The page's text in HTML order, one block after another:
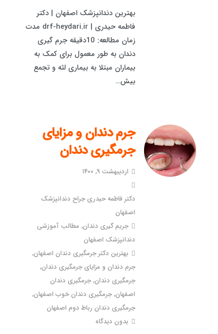
بهترین دندانپزشک اصفهان | دکتر
فاطمه حیدری | drf-heydari.ir مدت
زمان مطالعه: 10دقیقه جرم گیری
دندان به طور معمول برای کمک به
بیماران مبتلا به بیماری لثه و تجمع
بیش…
جرم دندان و مزایای
جرمگیری دندان
اردیبهشت ۹, ۱۴۰۰
دکتر فاطمه حیدری جراح دندانپزشک
اصفهان
جریم گیری دندان, مطالب آموزشی
دندانپزشک اصفهان
بهترین دکتر جرمگیری دندان اصفهان,
جرم دندان و مزایای جرمگیری دندان,
جرمگیری دندان,جرمگیری دندان
اصفهان,جرمگیری دندان خوب اصفهان,
جرمگیری دندان رباط دوم اصفهان
بدون دیدگاه